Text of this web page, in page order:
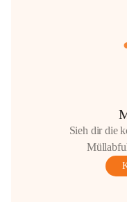
Sieh dir die